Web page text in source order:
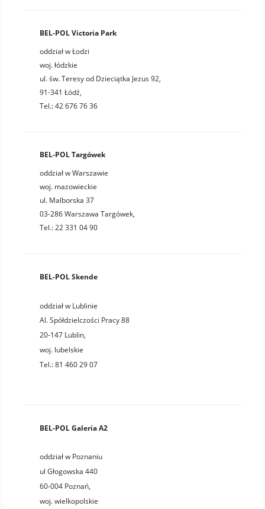
BEL-POL Victoria Park
oddział w Łodzi
woj. łódzkie
ul. św. Teresy od Dzieciątka Jezus 92,
91-341 Łódź,
Tel.: 42 676 76 36
BEL-POL Targówek
oddział w Warszawie
woj. mazowieckie
ul. Malborska 37
03-286 Warszawa Targówek,
Tel.: 22 331 04 90
BEL-POL Skende
oddział w Lublinie
Al. Spółdzielczości Pracy 88
20-147 Lublin,
woj. lubelskie
Tel.:81 460 29 07
BEL-POL Galeria A2
oddział w Poznaniu
ul Głogowska 440
60-004 Poznań,
woj.wielkopolskie